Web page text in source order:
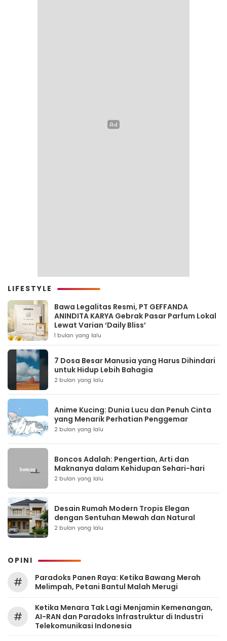
LIFESTYLE
Bawa Legalitas Resmi, PT GEFFANDA
ANINDITA KARYA Gebrak Pasar Parfum Lokal
Lewat Varian ‘Daily Bliss’
1 bulan yang lalu
7 Dosa Besar Manusia yang Harus Dihindari
untuk Hidup Lebih Bahagia
2 bulan yang lalu
Anime Kucing: Dunia Lucu dan Penuh Cinta
yang Menarik Perhatian Penggemar
2 bulan yang lalu
Boncos Adalah: Pengertian, Arti dan
Maknanya dalam Kehidupan Sehari-hari
2 bulan yang lalu
Desain Rumah Modern Tropis Elegan
dengan Sentuhan Mewah dan Natural
2 bulan yang lalu
OPINI
#
Paradoks Panen Raya: Ketika Bawang Merah
Melimpah, Petani Bantul Malah Merugi
#
Ketika Menara Tak Lagi Menjamin Kemenangan,
AI-RAN dan Paradoks Infrastruktur di Industri
Telekomunikasi Indonesia